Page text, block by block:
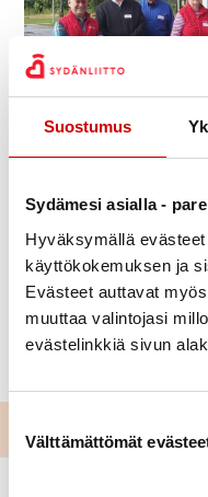
Suostumus
Sydämesi asialla -
Hyväksymällä
käyttökokemuksen ja
Evästeet auttavat
muuttaa valintojasi
evästelinkkiä sivun
Välttämättömät
Jaa Whatsapp
Jaa Facebook
Jaa Twitter
Jaa
Seminaarissa oli
kaikki osallistuivat
ryhmäpohdintoihin.